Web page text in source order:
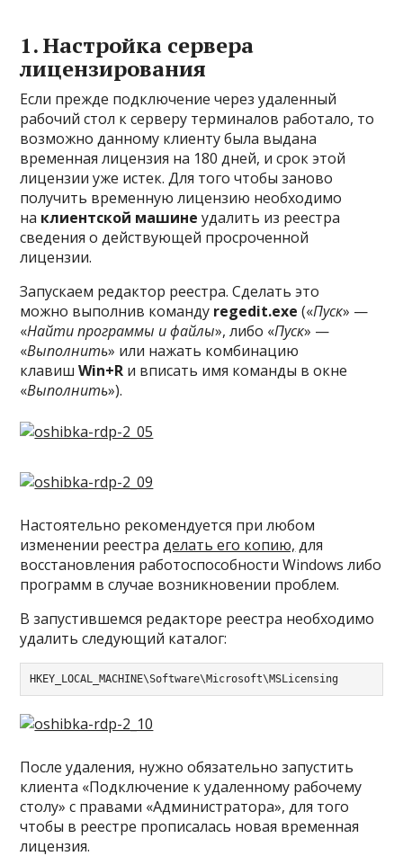
1. Настройка сервера
лицензирования
Если прежде подключение через удаленный
рабочий стол к серверу терминалов работало, то
возможно данному клиенту была выдана
временная лицензия на 180 дней, и срок этой
лицензии уже истек. Для того чтобы заново
получить временную лицензию необходимо
на клиентской машине удалить из реестра
сведения о действующей просроченной
лицензии.
Запускаем редактор реестра. Сделать это
можно выполнив команду regedit.exe («Пуск» —
«Найти программы и файлы», либо «Пуск» —
«Выполнить» или нажать комбинацию
клавишWin+R и вписать имя команды в окне
«Выполнить»).
Настоятельно рекомендуется при любом
изменении реестраделать его копию, для
восстановления работоспособности Windows либо
программ в случае возникновении проблем.
В запустившемся редакторе реестра необходимо
удалить следующий каталог:
HKEY_LOCAL_MACHINE\Software\Microsoft\MSLicensing
После удаления, нужно обязательно запустить
клиента «Подключение к удаленному рабочему
столу» с правами «Администратора», для того
чтобы в реестре прописалась новая временная
лицензия.